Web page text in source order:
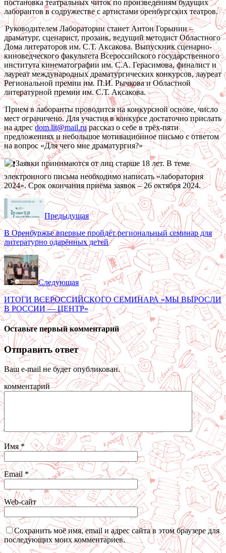
постановка театральных читок по произведениям будущих
лаборантов в содружестве с артистами оренбургских театров.
Руководителем Лаборатории станет Антон Горынин –
драматург, сценарист, прозаик, ведущий методист Областного
Дома литераторов им. С.Т. Аксакова. Выпускник сценарно-
киноведческого факультета Всероссийского государственного
института кинематографии им. С.А. Герасимова, финалист и
лауреат международных драматургических конкурсов, лауреат
Региональной премии им. П.И. Рычкова и Областной
литературной премии им. С.Т. Аксакова.
Прием в лаборанты проводится на конкурсной основе, число
мест ограничено. Для участия в конкурсе достаточно прислать
на адресdom.lit@mail.ruрассказ о себе в трёх-пяти
предложениях и небольшое мотивационное письмо с ответом
на вопрос «Для чего мне драматургия?»
Заявки принимаются от лиц старше 18 лет. В теме
электронного письма необходимо написать «лаборатория
2024». Срок окончания приёма заявок – 26 октября 2024.
Предыдущая
В Оренбуржье впервые пройдёт региональный семинар для
литературно одарённых детей
Следующая
ИТОГИ ВСЕРОССИЙСКОГО СЕМИНАРА «МЫ ВЫРОСЛИ
В РОССИИ — ЦЕНТР»
Оставьте первый комментарий
Отправить ответ
Ваш e-mail не будет опубликован.
комментарий
Имя *
Email *
Web-сайт
Сохранить моё имя, email и адрес сайта в этом браузере для
последующих моих комментариев.